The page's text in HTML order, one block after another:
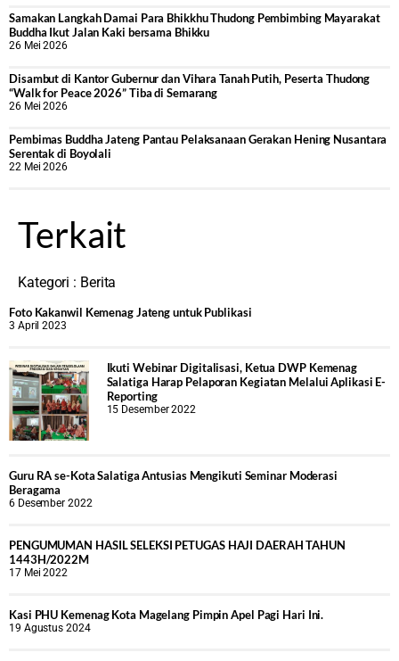
Samakan Langkah Damai Para Bhikkhu Thudong Pembimbing Mayarakat
Buddha Ikut Jalan Kaki bersama Bhikku
26 Mei 2026
Disambut di Kantor Gubernur dan Vihara Tanah Putih, Peserta Thudong
“Walk for Peace 2026” Tiba di Semarang
26 Mei 2026
‎Pembimas Buddha Jateng Pantau Pelaksanaan Gerakan Hening Nusantara
Serentak di Boyolali
22 Mei 2026
Terkait
Kategori : Berita
Foto Kakanwil Kemenag Jateng untuk Publikasi
3 April 2023
Ikuti Webinar Digitalisasi, Ketua DWP Kemenag
Salatiga Harap Pelaporan Kegiatan Melalui Aplikasi E-
Reporting
15 Desember 2022
Guru RA se-Kota Salatiga Antusias Mengikuti Seminar Moderasi
Beragama
6 Desember 2022
PENGUMUMAN HASIL SELEKSI PETUGAS HAJI DAERAH TAHUN
1443H/2022M
17 Mei 2022
Kasi PHU Kemenag Kota Magelang Pimpin Apel Pagi Hari Ini.
19 Agustus 2024